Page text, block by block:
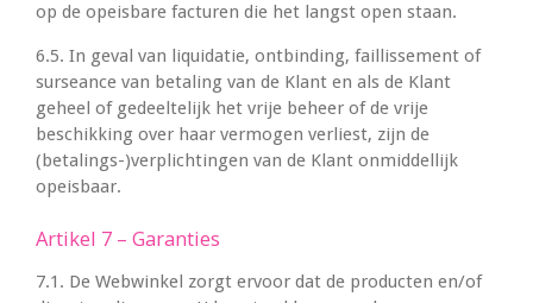
op de opeisbare facturen die het langst open staan.
6.5. In geval van liquidatie, ontbinding, faillissement of
surseance van betaling van de Klant en als de Klant
geheel of gedeeltelijk het vrije beheer of de vrije
beschikking over haar vermogen verliest, zijn de
(betalings-)verplichtingen van de Klant onmiddellijk
opeisbaar.
Artikel 7 – Garanties
7.1. De Webwinkel zorgt ervoor dat de producten en/of